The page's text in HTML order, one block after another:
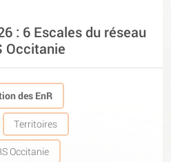
: 6 Escales du réseau
Occitanie
des EnR
Territoires
Occitanie